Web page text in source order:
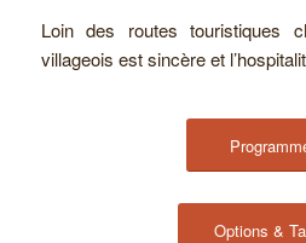
Loin des routes touristiques
villageois est sincère et
Options &